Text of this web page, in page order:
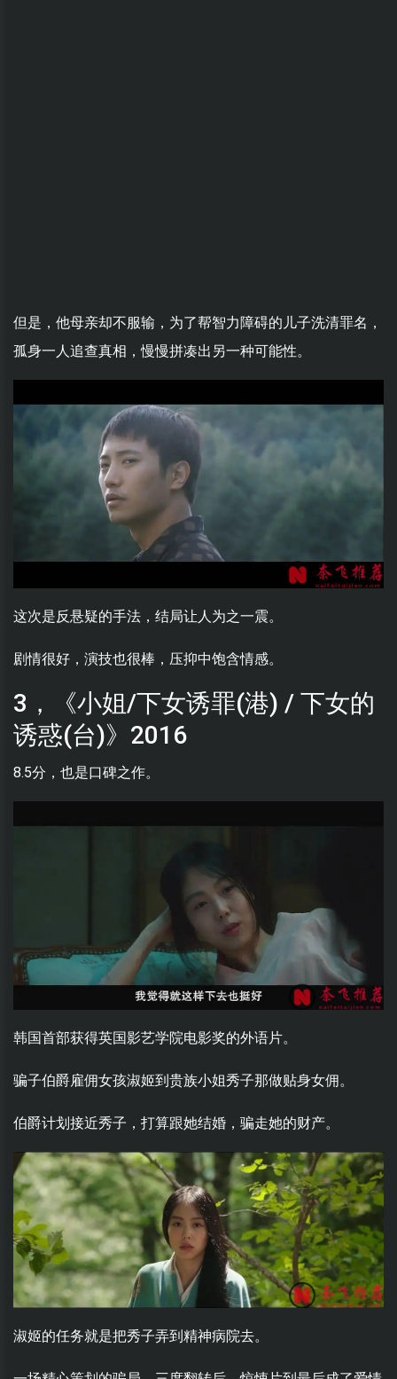
但是，他母亲却不服输，为了帮智力障碍的儿子洗清罪名，
孤身一人追查真相，慢慢拼凑出另一种可能性。
这次是反悬疑的手法，结局让人为之一震。
剧情很好，演技也很棒，压抑中饱含情感。
3，《小姐/下女诱罪(港) / 下女的
诱惑(台)》2016
8.5分，也是口碑之作。
韩国首部获得英国影艺学院电影奖的外语片。
骗子伯爵雇佣女孩淑姬到贵族小姐秀子那做贴身女佣。
伯爵计划接近秀子，打算跟她结婚，骗走她的财产。
淑姬的任务就是把秀子弄到精神病院去。